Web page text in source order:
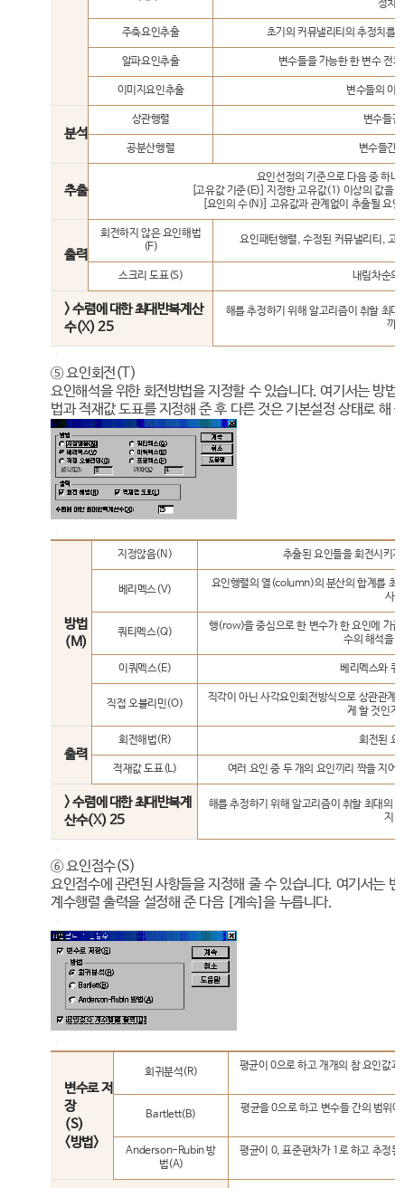
정치
주축요인추출 초기의 커뮤낼리티의 추정치를
알파요인추출 변수들을 가능한 한 변수 전
이미지요인추출 변수들의 이
분석
상관행렬 변수들간
공분산행렬 변수들간
추출
요인선정의 기준으로 다음 중 하나
[고유값 기준(E)] 지정한 고유값(1) 이상의 값을
[요인의 수(N)] 고유값과 관계없이 추출될 요
출력
회전하지 않은 요인해법
(F)
요인패턴행렬, 수정된 커뮤낼리티, 고
스크리 도표(S) 내림차순의
> 수렴에 대한 최대반복계산
수(X) 25
해를 추정하기 위해 알고리즘이 취할 최
까
⑤ 요인회전(T)
요인해석을 위한 회전방법을 지정할 수 있습니다. 여기서는 방
법과 적재값 도표를 지정해 준 후 다른 것은 기본설정 상태로 해
방법
(M)
지정않음(N) 추출된 요인들을 회전시키
베리멕스(V)
요인행렬의 열(column)의 분산의 합계를 최
사
쿼티멕스(Q)
행(row)을 중심으로 한 변수가 한 요인에 가
수의 해석을
이쿼멕스(E) 베리멕스와 쿼
직접 오블리민(O)
직각이 아닌 사각요인회전방식으로 상관관계
게 할 것인지
출력
회전해법(R) 회전된 요
적재값 도표(L) 여러 요인 중 두 개의 요인끼리 짝을 지어
> 수렴에 대한 최대반복계
산수(X) 25
해를 추정하기 위해 알고리즘이 취할 최대의
지
⑥ 요인점수(S)
요인점수에 관련된 사항들을 지정해 줄 수 있습니다. 여기서는
계수행렬 출력을 설정해 준 다음 [계속]을 누릅니다.
변수로 저
장
(S)
<방법>
회귀분석(R) 평균이 0으로 하고 개개의 참 요인값
Bartlett(B) 평균을 0으로 하고 변수들 간의 범위
Anderson-Rubin 방
법(A)
평균이 0, 표준편차가 1로 하고 추정